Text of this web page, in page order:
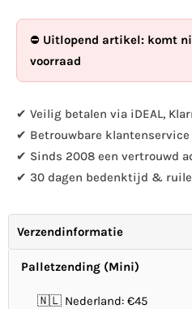
op
stam
op
⛔ Uitlopend artikel: komt
voorraad
✔ Veilig betalen via iDEAL,
✔ Betrouwbare klantenservice
✔ Sinds 2008 een vertrouwd
✔ 30 dagen bedenktijd &
Verzendinformatie
Palletzending (Mini)
🇳🇱 Nederland: €45